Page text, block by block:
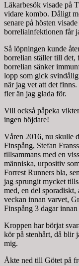
Läkarbesök visade på
vidare kombo. Dåligt
senare på hösten
borreliainfektionen får
Så löpningen kunde
borrelian ställer till det,
borrelian sänker
lopp som gick
när jag vet att det
fler än jag glada för.
Vill också påpeka
ingen höjdare!
Våren 2016, nu skulle
Finspång, Stefan
tillsammans med en
människa, urpositiv
Forrest Runners bla,
jag sprungit mycket
med, en del
veckan innan varvet,
Finspång 3 dagar
Kroppen har börjat
kör på stenhårt, då blir
mig.
Åkte ned till Götet på